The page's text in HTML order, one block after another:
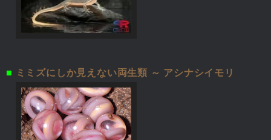
■ ミミズにしか見えない両生類 ～ アシナシイモリ